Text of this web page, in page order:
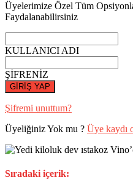
Üyelerimize Özel Tüm
Faydalanabilirsiniz
KULLANICI ADI
ŞİFRENİZ
GİRİŞ YAP
Şifremi unuttum?
Üyeliğiniz Yok mu ? Üye kaydı
Sıradaki içerik: